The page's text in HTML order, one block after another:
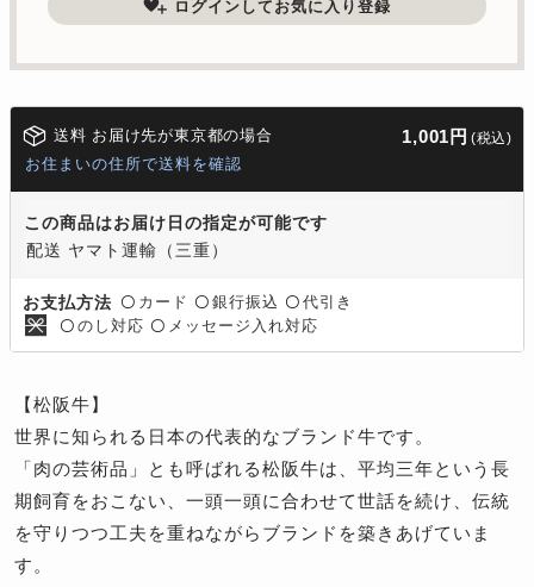
ログインしてお気に入り登録
送料 お届け先が東京都の場合 1,001円 (税込)
お住まいの住所で送料を確認
この商品はお届け日の指定が可能です
配送 ヤマト運輸（三重）
お支払方法 〇 カード 〇 銀行振込 〇 代引き
〇 のし対応 〇 メッセージ入れ対応
【松阪牛】
世界に知られる日本の代表的なブランド牛です。
「肉の芸術品」とも呼ばれる松阪牛は、平均三年という長
期飼育をおこない、一頭一頭に合わせて世話を続け、伝統
を守りつつ工夫を重ねながらブランドを築きあげていま
す。